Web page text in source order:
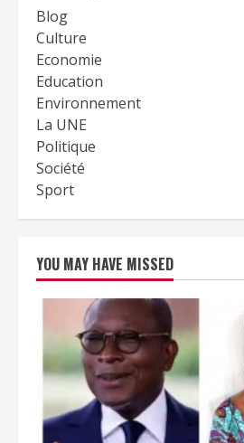
Blog
Culture
Economie
Education
Environnement
La UNE
Politique
Société
Sport
YOU MAY HAVE MISSED